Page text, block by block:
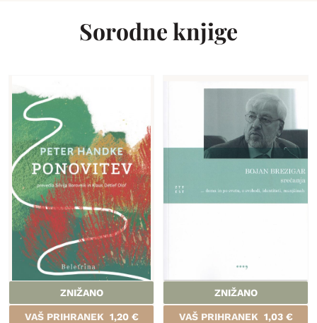
Sorodne knjige
ZNIŽANO
VAŠ PRIHRANEK 1,20 €
ZNIŽANO
VAŠ PRIHRANEK 1,03 €